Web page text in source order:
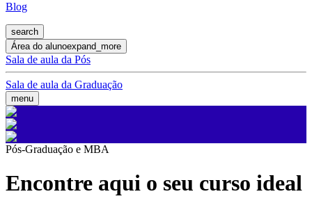
Blog
search
Área do alunoexpand_more
Sala de aula da Pós
Sala de aula da Graduação
menu
Pós-Graduação e MBA
Encontre aqui o seu curso ideal